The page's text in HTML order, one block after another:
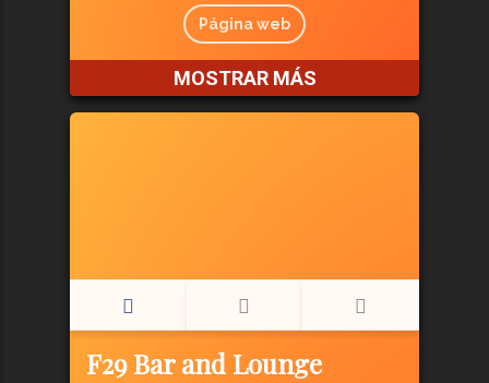
Página web
MOSTRAR MÁS
F29 Bar and Lounge